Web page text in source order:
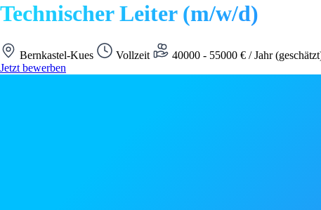
Technischer Leiter (m/w/d)
Bernkastel-Kues Vollzeit 40000 - 55000 € / Jahr
Jetzt bewerben